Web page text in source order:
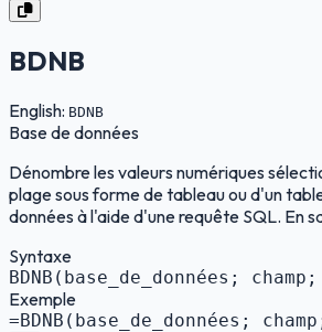
BDNB
English: BDNB
Base de données
Dénombre les valeurs numériques
plage sous forme de tableau ou d'un
données à l'aide d'une requête SQL. En
Syntaxe
BDNB(base_de_données;
Exemple
=BDNB(base_de_données;